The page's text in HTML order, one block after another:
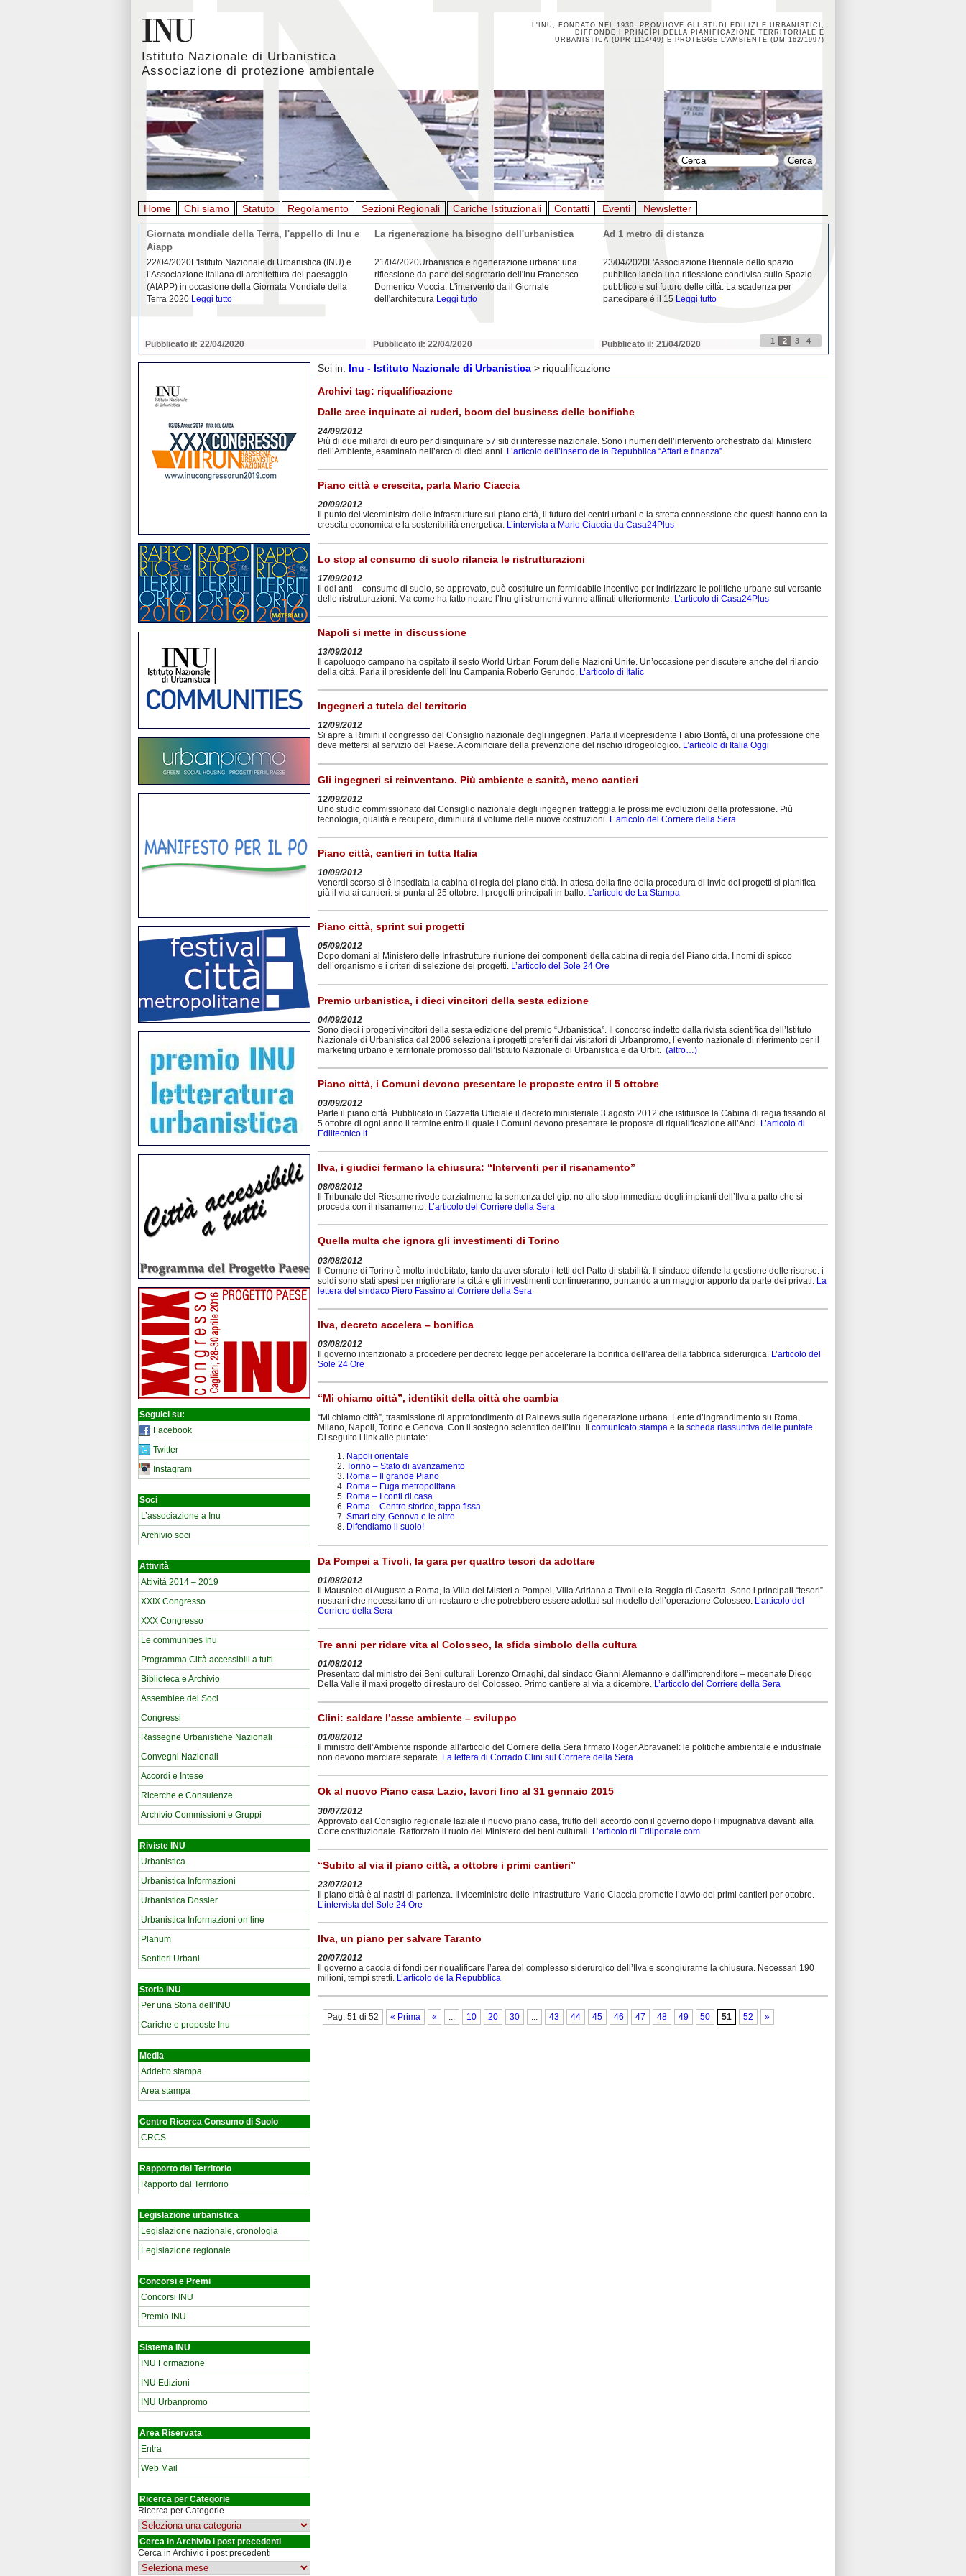
Istituto Nazionale di Urbanistica
Associazione di protezione ambientale
L'INU, FONDATO NEL 1930, PROMUOVE GLI STUDI EDILIZI E URBANISTICI,
DIFFONDE I PRINCÌPI DELLA PIANIFICAZIONE TERRITORIALE E
URBANISTICA (DPR 1114/49) E PROTEGGE L'AMBIENTE (DM 162/1997)
Home Chi siamo Statuto Regolamento Sezioni Regionali Cariche Istituzionali Contatti Eventi Newsletter
Giornata mondiale della Terra, l'appello di Inu e
Aiapp
22/04/2020L'Istituto Nazionale di Urbanistica (INU) e
l’Associazione italiana di architettura del paesaggio
(AIAPP) in occasione della Giornata Mondiale della
Terra 2020 Leggi tutto
Pubblicato il: 22/04/2020
La rigenerazione ha bisogno dell'urbanistica
21/04/2020Urbanistica e rigenerazione urbana: una
riflessione da parte del segretario dell'Inu Francesco
Domenico Moccia. L'intervento da il Giornale
dell'architettura Leggi tutto
Pubblicato il: 22/04/2020
Ad 1 metro di distanza
23/04/2020L'Associazione Biennale dello spazio
pubblico lancia una riflessione condivisa sullo Spazio
pubblico e sul futuro delle città. La scadenza per
partecipare è il 15 Leggi tutto
Pubblicato il: 21/04/2020 1 2 3 4
Seguici su:
Facebook
Twitter
Instagram
Soci
L’associazione a Inu
Archivio soci
Attività
Attività 2014 – 2019
XXIX Congresso
XXX Congresso
Le communities Inu
Programma Città accessibili a tutti
Biblioteca e Archivio
Assemblee dei Soci
Congressi
Rassegne Urbanistiche Nazionali
Convegni Nazionali
Accordi e Intese
Ricerche e Consulenze
Archivio Commissioni e Gruppi
Riviste INU
Urbanistica
Urbanistica Informazioni
Urbanistica Dossier
Urbanistica Informazioni on line
Planum
Sentieri Urbani
Storia INU
Per una Storia dell’INU
Cariche e proposte Inu
Media
Addetto stampa
Area stampa
Centro Ricerca Consumo di Suolo
CRCS
Rapporto dal Territorio
Rapporto dal Territorio
Legislazione urbanistica
Legislazione nazionale, cronologia
Legislazione regionale
Concorsi e Premi
Concorsi INU
Premio INU
Sistema INU
INU Formazione
INU Edizioni
INU Urbanpromo
Area Riservata
Entra
Web Mail
Ricerca per Categorie
Ricerca per Categorie
Cerca in Archivio i post precedenti
Cerca in Archivio i post precedenti
Sei in: Inu - Istituto Nazionale di Urbanistica > riqualificazione
Archivi tag: riqualificazione
Dalle aree inquinate ai ruderi, boom del business delle bonifiche
24/09/2012
Più di due miliardi di euro per disinquinare 57 siti di interesse nazionale. Sono i numeri dell’intervento orchestrato dal Ministero
dell’Ambiente, esaminato nell’arco di dieci anni. L’articolo dell’inserto de la Repubblica “Affari e finanza”
Piano città e crescita, parla Mario Ciaccia
20/09/2012
Il punto del viceministro delle Infrastrutture sul piano città, il futuro dei centri urbani e la stretta connessione che questi hanno con la
crescita economica e la sostenibilità energetica. L’intervista a Mario Ciaccia da Casa24Plus
Lo stop al consumo di suolo rilancia le ristrutturazioni
17/09/2012
Il ddl anti – consumo di suolo, se approvato, può costituire un formidabile incentivo per indirizzare le politiche urbane sul versante
delle ristrutturazioni. Ma come ha fatto notare l’Inu gli strumenti vanno affinati ulteriormente. L’articolo di Casa24Plus
Napoli si mette in discussione
13/09/2012
Il capoluogo campano ha ospitato il sesto World Urban Forum delle Nazioni Unite. Un’occasione per discutere anche del rilancio
della città. Parla il presidente dell’Inu Campania Roberto Gerundo. L’articolo di Italic
Ingegneri a tutela del territorio
12/09/2012
Si apre a Rimini il congresso del Consiglio nazionale degli ingegneri. Parla il vicepresidente Fabio Bonfà, di una professione che
deve mettersi al servizio del Paese. A cominciare della prevenzione del rischio idrogeologico. L’articolo di Italia Oggi
Gli ingegneri si reinventano. Più ambiente e sanità, meno cantieri
12/09/2012
Uno studio commissionato dal Consiglio nazionale degli ingegneri tratteggia le prossime evoluzioni della professione. Più
tecnologia, qualità e recupero, diminuirà il volume delle nuove costruzioni. L’articolo del Corriere della Sera
Piano città, cantieri in tutta Italia
10/09/2012
Venerdì scorso si è insediata la cabina di regia del piano città. In attesa della fine della procedura di invio dei progetti si pianifica
già il via ai cantieri: si punta al 25 ottobre. I progetti principali in ballo. L’articolo de La Stampa
Piano città, sprint sui progetti
05/09/2012
Dopo domani al Ministero delle Infrastrutture riunione dei componenti della cabina di regia del Piano città. I nomi di spicco
dell’organismo e i criteri di selezione dei progetti. L’articolo del Sole 24 Ore
Premio urbanistica, i dieci vincitori della sesta edizione
04/09/2012
Sono dieci i progetti vincitori della sesta edizione del premio “Urbanistica”. Il concorso indetto dalla rivista scientifica dell’Istituto
Nazionale di Urbanistica dal 2006 seleziona i progetti preferiti dai visitatori di Urbanpromo, l’evento nazionale di riferimento per il
marketing urbano e territoriale promosso dall’Istituto Nazionale di Urbanistica e da Urbit. (altro…)
Piano città, i Comuni devono presentare le proposte entro il 5 ottobre
03/09/2012
Parte il piano città. Pubblicato in Gazzetta Ufficiale il decreto ministeriale 3 agosto 2012 che istituisce la Cabina di regia fissando al
5 ottobre di ogni anno il termine entro il quale i Comuni devono presentare le proposte di riqualificazione all’Anci. L’articolo di
Ediltecnico.it
Ilva, i giudici fermano la chiusura: “Interventi per il risanamento”
08/08/2012
Il Tribunale del Riesame rivede parzialmente la sentenza del gip: no allo stop immediato degli impianti dell’Ilva a patto che si
proceda con il risanamento. L’articolo del Corriere della Sera
Quella multa che ignora gli investimenti di Torino
03/08/2012
Il Comune di Torino è molto indebitato, tanto da aver sforato i tetti del Patto di stabilità. Il sindaco difende la gestione delle risorse: i
soldi sono stati spesi per migliorare la città e gli investimenti continueranno, puntando a un maggior apporto da parte dei privati. La
lettera del sindaco Piero Fassino al Corriere della Sera
Ilva, decreto accelera – bonifica
03/08/2012
Il governo intenzionato a procedere per decreto legge per accelerare la bonifica dell’area della fabbrica siderurgica. L’articolo del
Sole 24 Ore
“Mi chiamo città”, identikit della città che cambia
“Mi chiamo città”, trasmissione di approfondimento di Rainews sulla rigenerazione urbana. Lente d’ingrandimento su Roma,
Milano, Napoli, Torino e Genova. Con il sostegno scientifico dell’Inu. Il comunicato stampa e la scheda riassuntiva delle puntate.
Di seguito i link alle puntate:
Napoli orientale
Torino – Stato di avanzamento
Roma – Il grande Piano
Roma – Fuga metropolitana
Roma – I conti di casa
Roma – Centro storico, tappa fissa
Smart city, Genova e le altre
Difendiamo il suolo!
Da Pompei a Tivoli, la gara per quattro tesori da adottare
01/08/2012
Il Mausoleo di Augusto a Roma, la Villa dei Misteri a Pompei, Villa Adriana a Tivoli e la Reggia di Caserta. Sono i principali “tesori”
nostrani che necessitano di un restauro e che potrebbero essere adottati sul modello dell’operazione Colosseo. L’articolo del
Corriere della Sera
Tre anni per ridare vita al Colosseo, la sfida simbolo della cultura
01/08/2012
Presentato dal ministro dei Beni culturali Lorenzo Ornaghi, dal sindaco Gianni Alemanno e dall’imprenditore – mecenate Diego
Della Valle il maxi progetto di restauro del Colosseo. Primo cantiere al via a dicembre. L’articolo del Corriere della Sera
Clini: saldare l’asse ambiente – sviluppo
01/08/2012
Il ministro dell’Ambiente risponde all’articolo del Corriere della Sera firmato Roger Abravanel: le politiche ambientale e industriale
non devono marciare separate. La lettera di Corrado Clini sul Corriere della Sera
Ok al nuovo Piano casa Lazio, lavori fino al 31 gennaio 2015
30/07/2012
Approvato dal Consiglio regionale laziale il nuovo piano casa, frutto dell’accordo con il governo dopo l’impugnativa davanti alla
Corte costituzionale. Rafforzato il ruolo del Ministero dei beni culturali. L’articolo di Edilportale.com
“Subito al via il piano città, a ottobre i primi cantieri”
23/07/2012
Il piano città è ai nastri di partenza. Il viceministro delle Infrastrutture Mario Ciaccia promette l’avvio dei primi cantieri per ottobre.
L’intervista del Sole 24 Ore
Ilva, un piano per salvare Taranto
20/07/2012
Il governo a caccia di fondi per riqualificare l’area del complesso siderurgico dell’Ilva e scongiurarne la chiusura. Necessari 190
milioni, tempi stretti. L’articolo de la Repubblica
Pag. 51 di 52 « Prima « ... 10 20 30 ... 43 44 45 46 47 48 49 50 51 52 »